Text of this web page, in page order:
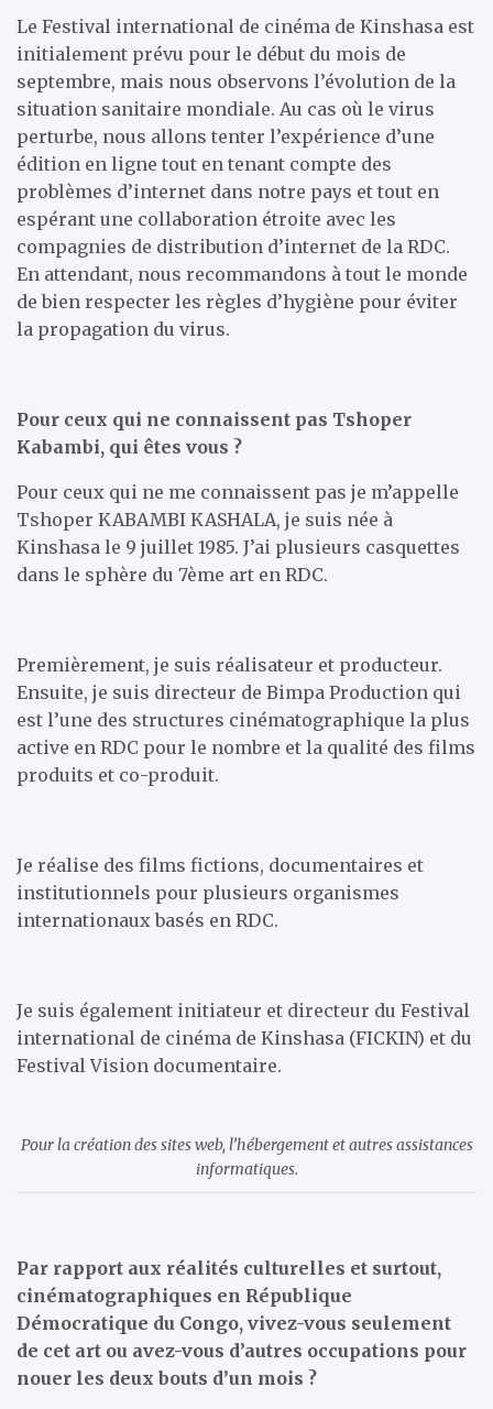
Le Festival international de cinéma de Kinshasa est
initialement prévu pour le début du mois de
septembre, mais nous observons l’évolution de la
situation sanitaire mondiale. Au cas où le virus
perturbe, nous allons tenter l’expérience d’une
édition en ligne tout en tenant compte des
problèmes d’internet dans notre pays et tout en
espérant une collaboration étroite avec les
compagnies de distribution d’internet de la RDC.
En attendant, nous recommandons à tout le monde
de bien respecter les règles d’hygiène pour éviter
la propagation du virus.
Pour ceux qui ne connaissent pas Tshoper
Kabambi, qui êtes vous ?
Pour ceux qui ne me connaissent pas je m’appelle
Tshoper KABAMBI KASHALA, je suis née à
Kinshasa le 9 juillet 1985. J’ai plusieurs casquettes
dans le sphère du 7ème art en RDC.
Premièrement, je suis réalisateur et producteur.
Ensuite, je suis directeur de Bimpa Production qui
est l’une des structures cinématographique la plus
active en RDC pour le nombre et la qualité des films
produits et co-produit.
Je réalise des films fictions, documentaires et
institutionnels pour plusieurs organismes
internationaux basés en RDC.
Je suis également initiateur et directeur du Festival
international de cinéma de Kinshasa (FICKIN) et du
Festival Vision documentaire.
Pour la création des sites web, l’hébergement et autres assistances
informatiques.
Par rapport aux réalités culturelles et surtout,
cinématographiques en République
Démocratique du Congo, vivez-vous seulement
de cet art ou avez-vous d’autres occupations pour
nouer les deux bouts d’un mois ?